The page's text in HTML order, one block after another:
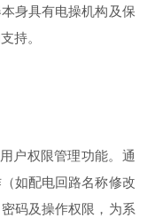
身具有电操机构及保
持。
户权限管理功能。通
如配电回路名称修改
码及操作权限，为系